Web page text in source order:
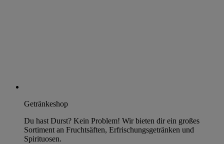
Getränkeshop
Du hast Durst? Kein Problem! Wir bieten dir ein großes
Sortiment an Fruchtsäften, Erfrischungsgetränken und
Spirituosen.